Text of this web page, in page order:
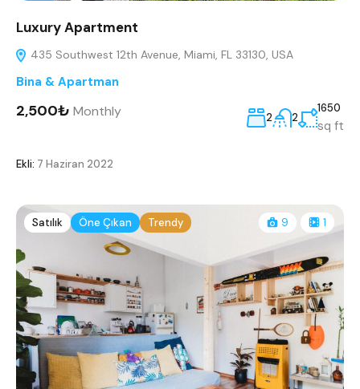
Luxury Apartment
435 Southwest 12th Avenue, Miami, FL 33130, USA
Bina & Apartman
2,500₺ Monthly 2 2
1650
sq ft
Ekli: 7 Haziran 2022
Satılık Öne Çıkan Trendy 9 1